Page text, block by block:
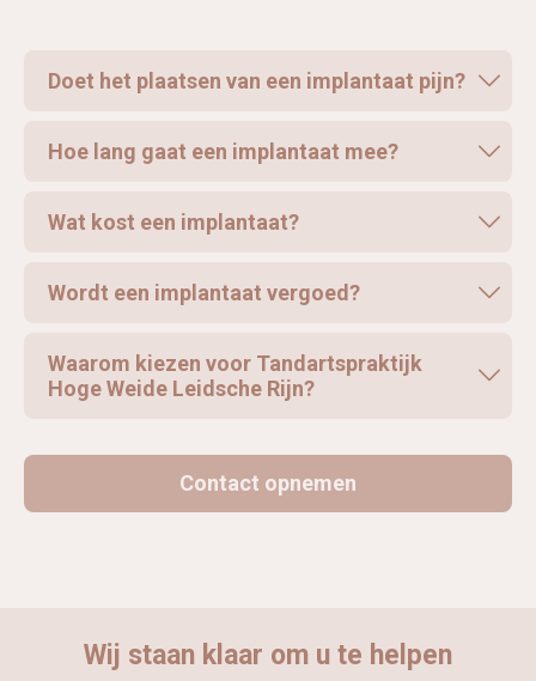
Doet het plaatsen van een implantaat pijn?
Hoe lang gaat een implantaat mee?
Wat kost een implantaat?
Wordt een implantaat vergoed?
Waarom kiezen voor Tandartspraktijk
Hoge Weide Leidsche Rijn?
Contact opnemen
Wij staan klaar om u te helpen